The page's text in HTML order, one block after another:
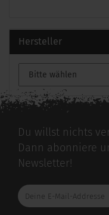
Hersteller
Du willst nichts
Dann abonniere
Newsletter!
Deine
E-